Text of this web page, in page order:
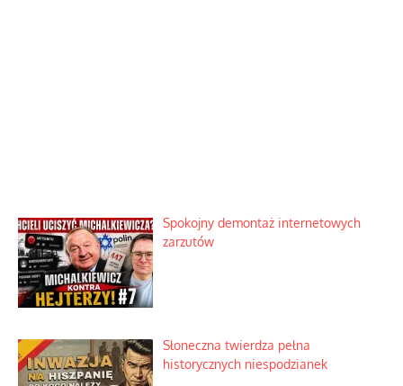
Spokojny demontaż internetowych
zarzutów
Słoneczna twierdza pełna
historycznych niespodzianek